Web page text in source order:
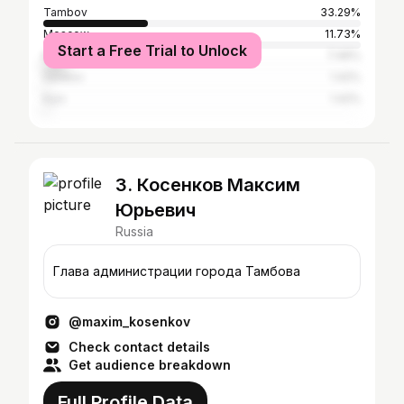
Tambov
33.29%
Moscow
11.73%
Kirsanov
Start a Free Trial to Unlock
3. Косенков Максим
Юрьевич
Russia
Глава администрации города Тамбова
@maxim_kosenkov
Check contact details
Get audience breakdown